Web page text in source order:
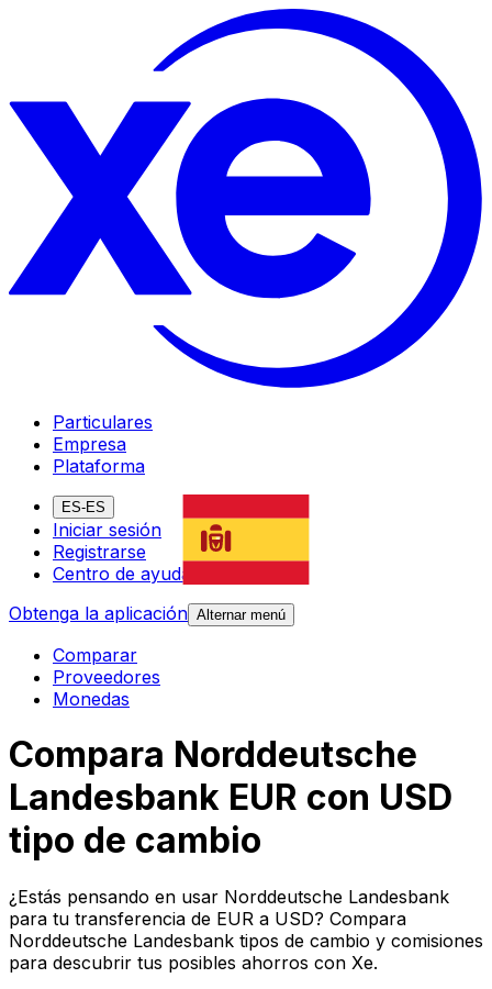
Particulares
Empresa
Plataforma
ES-ES
Iniciar sesión
Registrarse
Centro de ayuda
Obtenga la aplicación Alternar menú
Comparar
Proveedores
Monedas
Compara Norddeutsche
Landesbank EUR con USD
tipo de cambio
¿Estás pensando en usar Norddeutsche Landesbank
para tu transferencia de EUR a USD? Compara
Norddeutsche Landesbank tipos de cambio y comisiones
para descubrir tus posibles ahorros con Xe.